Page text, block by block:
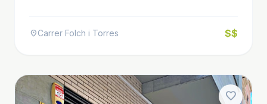
location_onCarrer Folch i Torres $$
favorite